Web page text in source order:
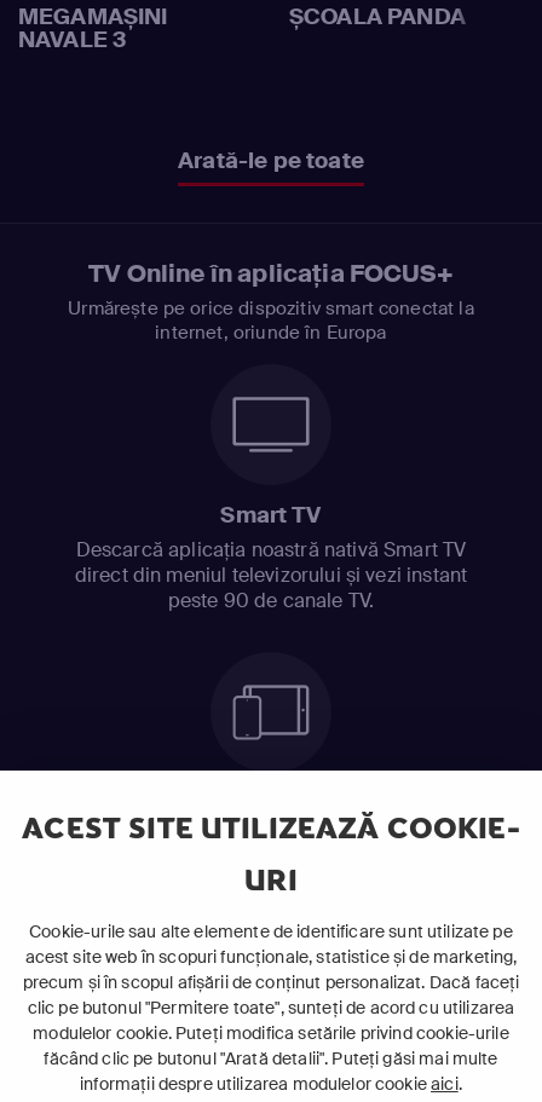
ACEST SITE UTILIZEAZĂ COOKIE-
URI
Cookie-urile sau alte elemente de identificare sunt utilizate pe
acest site web în scopuri funcționale, statistice și de marketing,
precum și în scopul afișării de conținut personalizat. Dacă faceți
clic pe butonul "Permitere toate", sunteți de acord cu utilizarea
modulelor cookie. Puteți modifica setările privind cookie-urile
făcând clic pe butonul "Arată detalii". Puteți găsi mai multe
informații despre utilizarea modulelor cookieaici.
MEGAMAȘINI
NAVALE 3
ȘCOALA PANDA
Arată-le pe toate
TV Online în aplicația FOCUS+
Urmărește pe orice dispozitiv smart conectat la
internet, oriunde în Europa
Smart TV
Descarcă aplicația noastră nativă Smart TV
direct din meniul televizorului și vezi instant
peste 90 de canale TV.
Ia cu tine serialele preferate și urmărește-le
Laptop